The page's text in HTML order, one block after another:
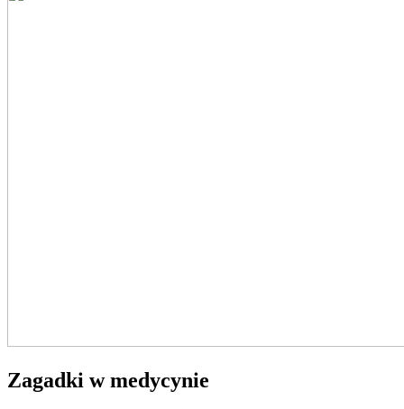
Zagadki w medycynie